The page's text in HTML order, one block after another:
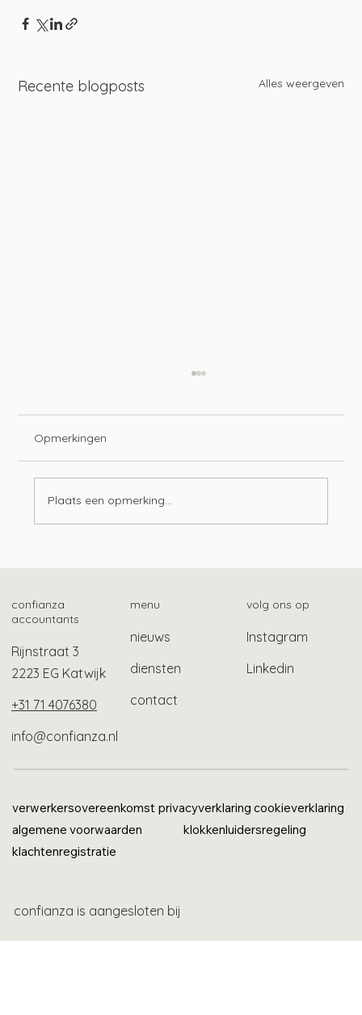
Recente blogposts Alles weergeven
Advieswijzer | Bedrijfsoverdracht
Opmerkingen
Plaats een opmerking...
confianza
accountants
Rijnstraat 3
2223 EG Katwijk
+31 71 4076380
info@confianza.nl
menu
nieuws
diensten
contact
volg ons op
Instagram
Linkedin
verwerkersovereenkomst privacyverklaring cookieverklaring
algemene voorwaarden
klokkenluidersregeling
klachtenregistratie
confianza is aangesloten bij